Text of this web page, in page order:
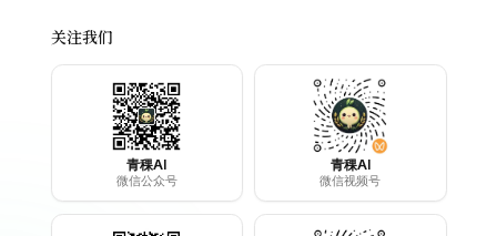
关注我们
青稞AI
微信公众号
青稞AI
微信视频号